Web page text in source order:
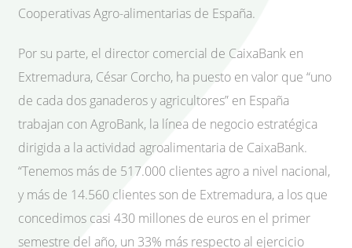
Cooperativas Agro-alimentarias de España.
Por su parte, el director comercial de CaixaBank en
Extremadura, César Corcho, ha puesto en valor que “uno
de cada dos ganaderos y agricultores” en España
trabajan con AgroBank, la línea de negocio estratégica
dirigida a la actividad agroalimentaria de CaixaBank.
“Tenemos más de 517.000 clientes agro a nivel nacional,
y más de 14.560 clientes son de Extremadura, a los que
concedimos casi 430 millones de euros en el primer
semestre del año, un 33% más respecto al ejercicio